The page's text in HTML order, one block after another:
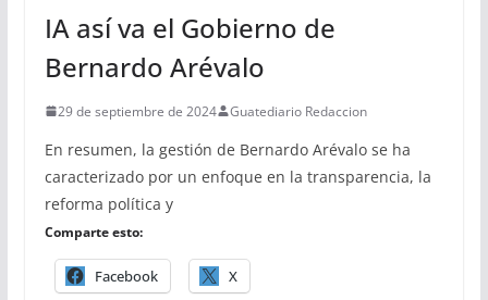
IA así va el Gobierno de
Bernardo Arévalo
29 de septiembre de 2024 Guatediario Redaccion
En resumen, la gestión de Bernardo Arévalo se ha
caracterizado por un enfoque en la transparencia, la
reforma política y
Comparte esto:
Facebook X